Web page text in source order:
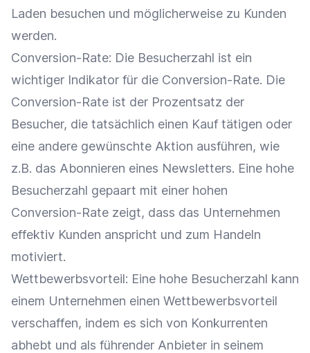
Laden besuchen und möglicherweise zu Kunden
werden.
Conversion-Rate: Die Besucherzahl ist ein
wichtiger Indikator für die Conversion-Rate. Die
Conversion-Rate ist der Prozentsatz der
Besucher, die tatsächlich einen Kauf tätigen oder
eine andere gewünschte Aktion ausführen, wie
z.B. das Abonnieren eines Newsletters. Eine hohe
Besucherzahl gepaart mit einer hohen
Conversion-Rate zeigt, dass das Unternehmen
effektiv Kunden anspricht und zum Handeln
motiviert.
Wettbewerbsvorteil: Eine hohe Besucherzahl kann
einem Unternehmen einen Wettbewerbsvorteil
verschaffen, indem es sich von Konkurrenten
abhebt und als führender Anbieter in seinem